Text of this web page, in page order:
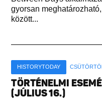
gyorsan
között...
HISTORYTODAY
TÖRTÉNELMI
(JÚLIUS 16.)